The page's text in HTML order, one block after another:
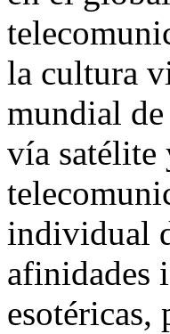
la cultura
mundial
vía satélite
individual
afinidades
esotéricas,